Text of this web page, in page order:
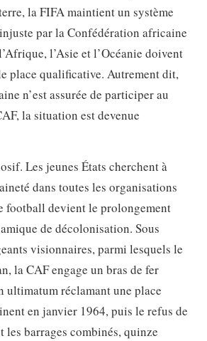
la FIFA maintient un système
par la Confédération africaine
l’Asie et l’Océanie doivent
place qualificative. Autrement dit,
n’est assurée de participer au
la situation est devenue
Les jeunes États cherchent à
dans toutes les organisations
football devient le prolongement
de décolonisation. Sous
visionnaires, parmi lesquels le
la CAF engage un bras de fer
ultimatum réclamant une place
en janvier 1964, puis le refus de
barrages combinés, quinze